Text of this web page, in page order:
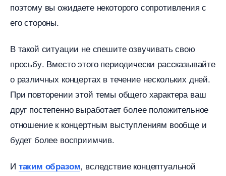
поэтому вы ожидаете некоторого сопротивления с
его стороны.
такой ситуации не спешите озвучивать свою
просьбу. Вместо этого периодически рассказывайте
о различных концертах в течение нескольких дней.
При повторении этой темы общего характера ваш
друг постепенно выработает более положительное
отношение к концертным выступлениям вообще и
удет более восприимчив.
И таким образом, вследствие концептуальной